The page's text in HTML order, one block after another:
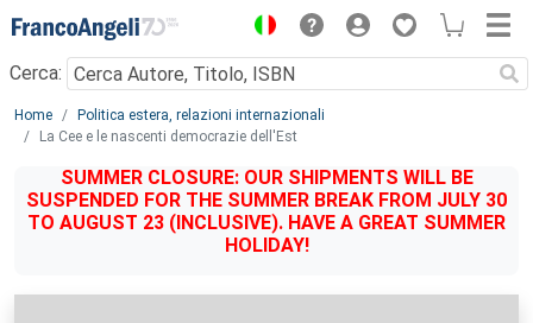
Menu
Cerca:
Main content
Home
Politica estera, relazioni internazionali
La Cee e le nascenti democrazie dell'Est
SUMMER CLOSURE: OUR SHIPMENTS WILL BE
SUSPENDED FOR THE SUMMER BREAK FROM JULY 30
TO AUGUST 23 (INCLUSIVE). HAVE A GREAT SUMMER
HOLIDAY!